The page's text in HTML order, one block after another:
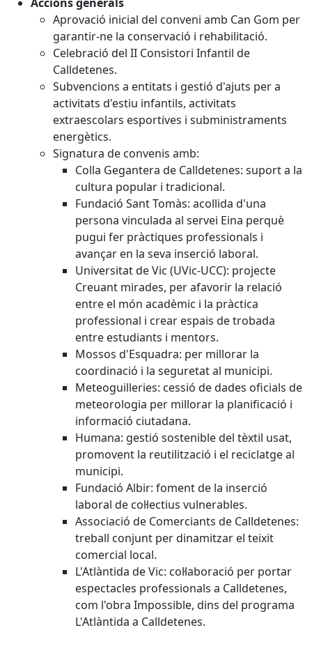
Aprovació inicial del conveni amb Can Gom per
garantir-ne la conservació i rehabilitació.
Celebració del II Consistori Infantil de
Calldetenes.
Subvencions a entitats i gestió d'ajuts per a
activitats d'estiu infantils, activitats
extraescolars esportives i subministraments
energètics.
Signatura de convenis amb:
Colla Gegantera de Calldetenes: suport a la
cultura popular i tradicional.
Fundació Sant Tomàs: acollida d'una
persona vinculada al servei Eina perquè
pugui fer pràctiques professionals i
avançar en la seva inserció laboral.
Universitat de Vic (UVic-UCC): projecte
Creuant mirades, per afavorir la relació
entre el món acadèmic i la pràctica
professional i crear espais de trobada
entre estudiants i mentors.
Mossos d'Esquadra: per millorar la
coordinació i la seguretat al municipi.
Meteoguilleries: cessió de dades oficials de
meteorologia per millorar la planificació i
informació ciutadana.
Humana: gestió sostenible del tèxtil usat,
promovent la reutilització i el reciclatge al
municipi.
Fundació Albir: foment de la inserció
laboral de col·lectius vulnerables.
Associació de Comerciants de Calldetenes:
treball conjunt per dinamitzar el teixit
comercial local.
L'Atlàntida de Vic: col·laboració per portar
espectacles professionals a Calldetenes,
com l'obra Impossible, dins del programa
L'Atlàntida a Calldetenes.